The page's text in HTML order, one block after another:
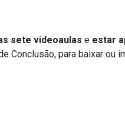
sete videoaulas e estar
Conclusão, para baixar ou